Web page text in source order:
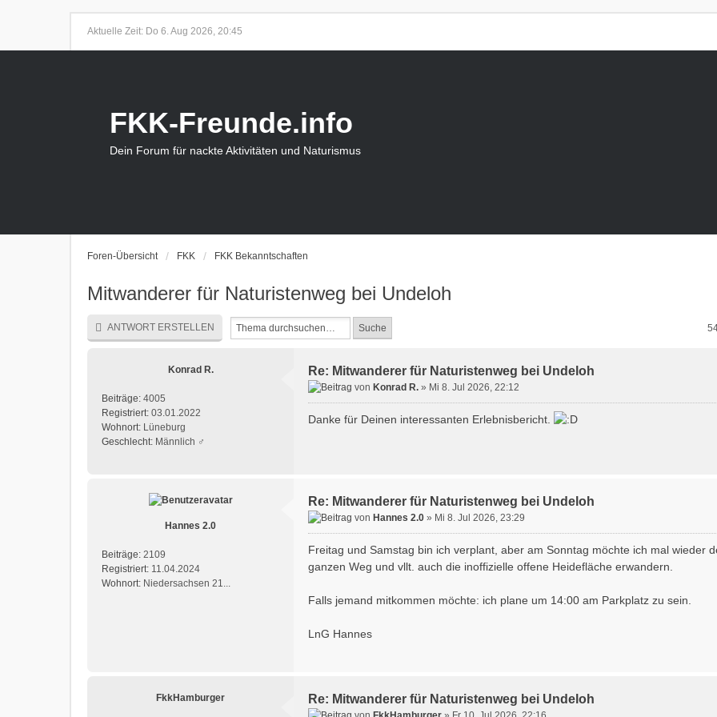
Aktuelle Zeit: Do 6. Aug 2026, 20:45
FKK-Freunde.info
Dein Forum für nackte Aktivitäten und Naturismus
Foren-Übersicht FKK FKK Bekanntschaften
Mitwanderer für Naturistenweg bei Undeloh
ANTWORT ERSTELLEN
Konrad R.
Beiträge: 4005
Registriert: 03.01.2022
Wohnort: Lüneburg
Geschlecht: Männlich ♂
Re: Mitwanderer für Naturistenweg bei Undeloh
von Konrad R. » Mi 8. Jul 2026, 22:12
Danke für Deinen interessanten Erlebnisbericht.
Hannes 2.0
Beiträge: 2109
Registriert: 11.04.2024
Wohnort: Niedersachsen 21...
Re: Mitwanderer für Naturistenweg bei Undeloh
von Hannes 2.0 » Mi 8. Jul 2026, 23:29
Freitag und Samstag bin ich verplant, aber am Sonntag möchte ich mal wieder
ganzen Weg und vllt. auch die inoffizielle offene Heidefläche erwandern.
Falls jemand mitkommen möchte: ich plane um 14:00 am Parkplatz zu sein.
LnG Hannes
FkkHamburger Re: Mitwanderer für Naturistenweg bei Undeloh